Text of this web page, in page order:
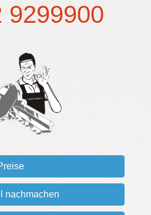
9299900
nachmachen